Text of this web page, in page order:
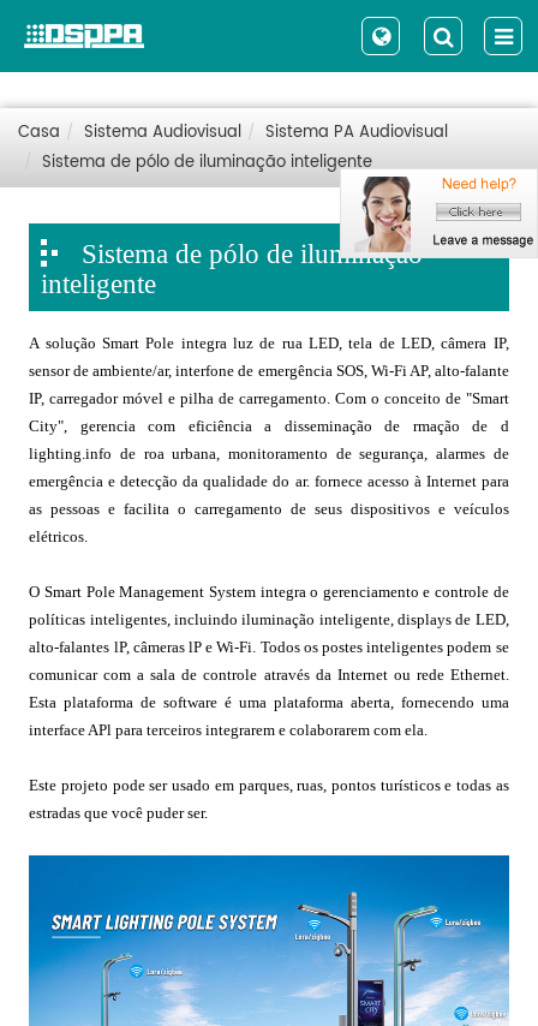
Casa Sistema Audiovisual
Sistema PA Audiovisual
Sistema de pólo de iluminação inteligente
Sistema de pólo de iluminação
inteligente
A solução Smart Pole integra luz de rua LED, tela de LED, câmera IP,
sensor de ambiente/ar, interfone de emergência SOS, Wi-Fi AP, alto-falante
IP, carregador móvel e pilha de carregamento. Com o conceito de "Smart
City", gerencia com eficiência a disseminação de rmação de d
lighting.info de roa urbana, monitoramento de segurança, alarmes de
emergência e detecção da qualidade do ar. fornece acesso à Internet para
as pessoas e facilita o carregamento de seus dispositivos e veículos
elétricos.
O Smart Pole Management System integra o gerenciamento e controle de
políticas inteligentes, incluindo iluminação inteligente, displays de LED,
alto-falantes lP, câmeras lP e Wi-Fi. Todos os postes inteligentes podem se
comunicar com a sala de controle através da Internet ou rede Ethernet.
Esta plataforma de software é uma plataforma aberta, fornecendo uma
interface APl para terceiros integrarem e colaborarem com ela.
Este projeto pode ser usado em parques, ruas, pontos turísticos e todas as
estradas que você puder ser.